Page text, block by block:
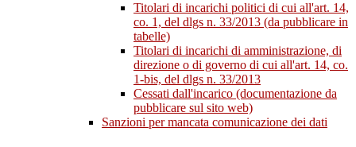
Titolari di incarichi politici di cui all'art. 14,
co. 1, del dlgs n. 33/2013 (da pubblicare in
tabelle)
Titolari di incarichi di amministrazione, di
direzione o di governo di cui all'art. 14, co.
1-bis, del dlgs n. 33/2013
Cessati dall'incarico (documentazione da
pubblicare sul sito web)
Sanzioni per mancata comunicazione dei dati